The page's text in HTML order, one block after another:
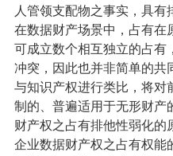
人管领支配物之事实，具
在数据财产场景中，占有在
可成立数个相互独立的占有
冲突，因此也并非简单的共
与知识产权进行类比，将对
制的、普遍适用于无形财产
财产权之占有排他性弱化的
企业数据财产权之占有权能